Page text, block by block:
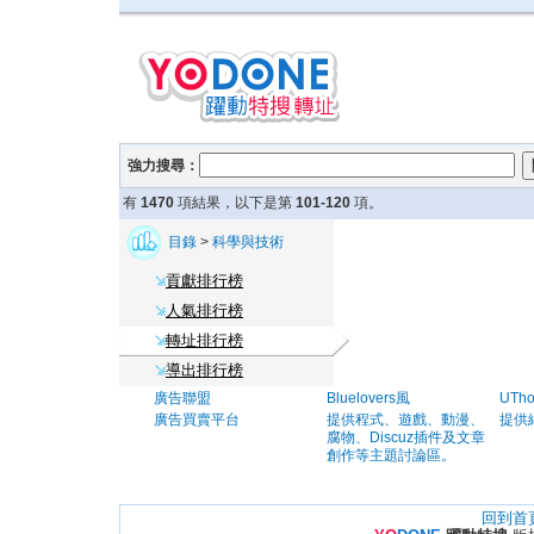
強力搜尋：
有 1470 項結果，以下是第 101-120 項。
目錄 > 科學與技術
貢獻排行榜
人氣排行榜
轉址排行榜
導出排行榜
廣告聯盟
廣告買賣平台
Bluelovers風
提供程式、遊戲、動漫、
腐物、Discuz插件及文章
創作等主題討論區。
提供
回到首